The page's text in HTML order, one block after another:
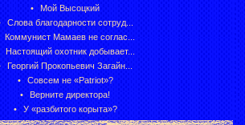
Мой Высоцкий
Слова благодарности сотруд...
Коммунист Мамаев не соглас...
Настоящий охотник добывает...
Георгий Прокопьевич Загайн...
Совсем не «Patriot»?
Верните директора!
У «разбитого корыта»?